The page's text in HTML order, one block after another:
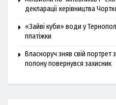
декларації керівництва
«Зайві куби» води у
платіжки
Власноруч зняв свій портрет
полону повернувся захисник